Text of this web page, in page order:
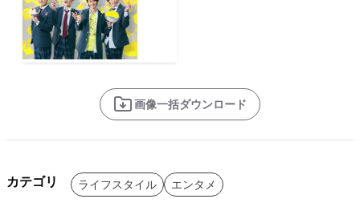
画像一括ダウンロード
カテゴリ ライフスタイル エンタメ